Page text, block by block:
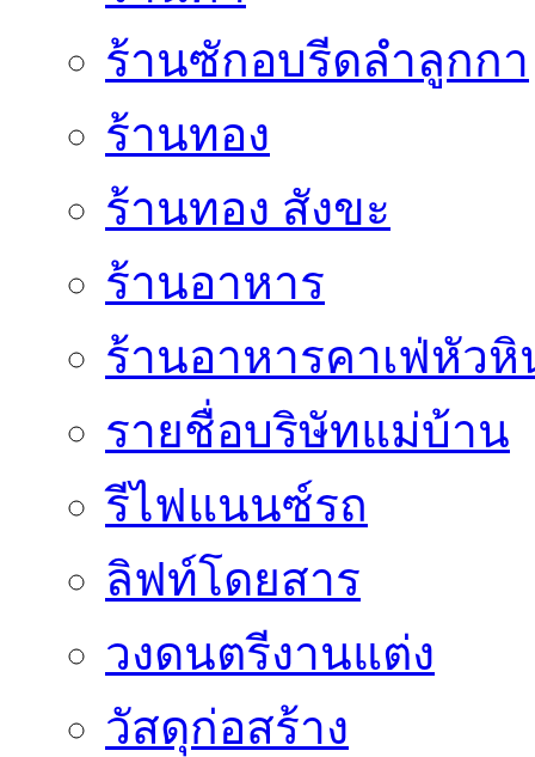
ร้านซักอบรีดลำลูกกา
ร้านทอง
ร้านทอง สังขะ
ร้านอาหาร
ร้านอาหารคาเฟ่หัวหิ
รายชื่อบริษัทแม่บ้าน
รีไฟแนนซ์รถ
ลิฟท์โดยสาร
วงดนตรีงานแต่ง
วัสดุก่อสร้าง